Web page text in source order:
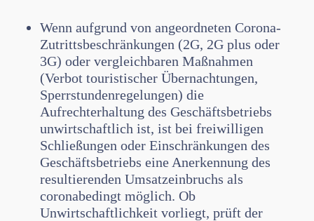
Wenn aufgrund von angeordneten Corona-
Zutrittsbeschränkungen (2G, 2G plus oder
3G) oder vergleichbaren Maßnahmen
(Verbot touristischer Übernachtungen,
Sperrstundenregelungen) die
Aufrechterhaltung des Geschäftsbetriebs
unwirtschaftlich ist, ist bei freiwilligen
Schließungen oder Einschränkungen des
Geschäftsbetriebs eine Anerkennung des
resultierenden Umsatzeinbruchs als
coronabedingt möglich. Ob
Unwirtschaftlichkeit vorliegt, prüft der